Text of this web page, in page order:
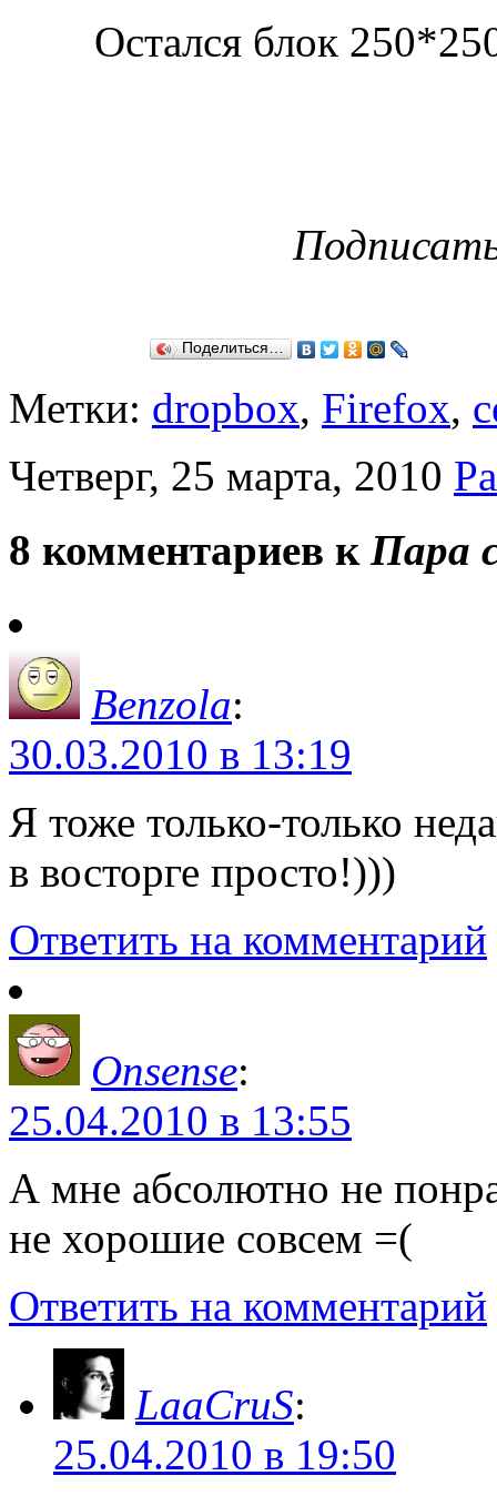
Остался блок
Поделиться…
Метки: dropbox, Firefox,
Четверг, 25 марта, 2010
8 комментариев к Пара
Benzola:
30.03.2010 в 13:19
Я тоже только-только
в восторге просто!)))
Ответить на комментарий
Onsense:
25.04.2010 в 13:55
А мне абсолютно не
не хорошие совсем =(
Ответить на комментарий
LaaCruS:
25.04.2010 в 19:50